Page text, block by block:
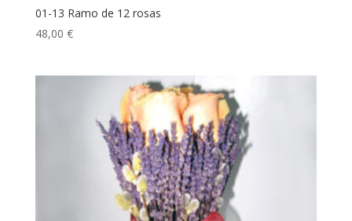
01-13 Ramo de 12 rosas
48,00 €